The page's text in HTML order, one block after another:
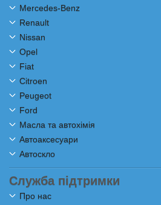
Mercedes-Benz
Renault
Nissan
Opel
Fiat
Citroen
Peugeot
Ford
Масла та автохімія
Автоаксесуари
Автоскло
Служба підтримки
Про нас